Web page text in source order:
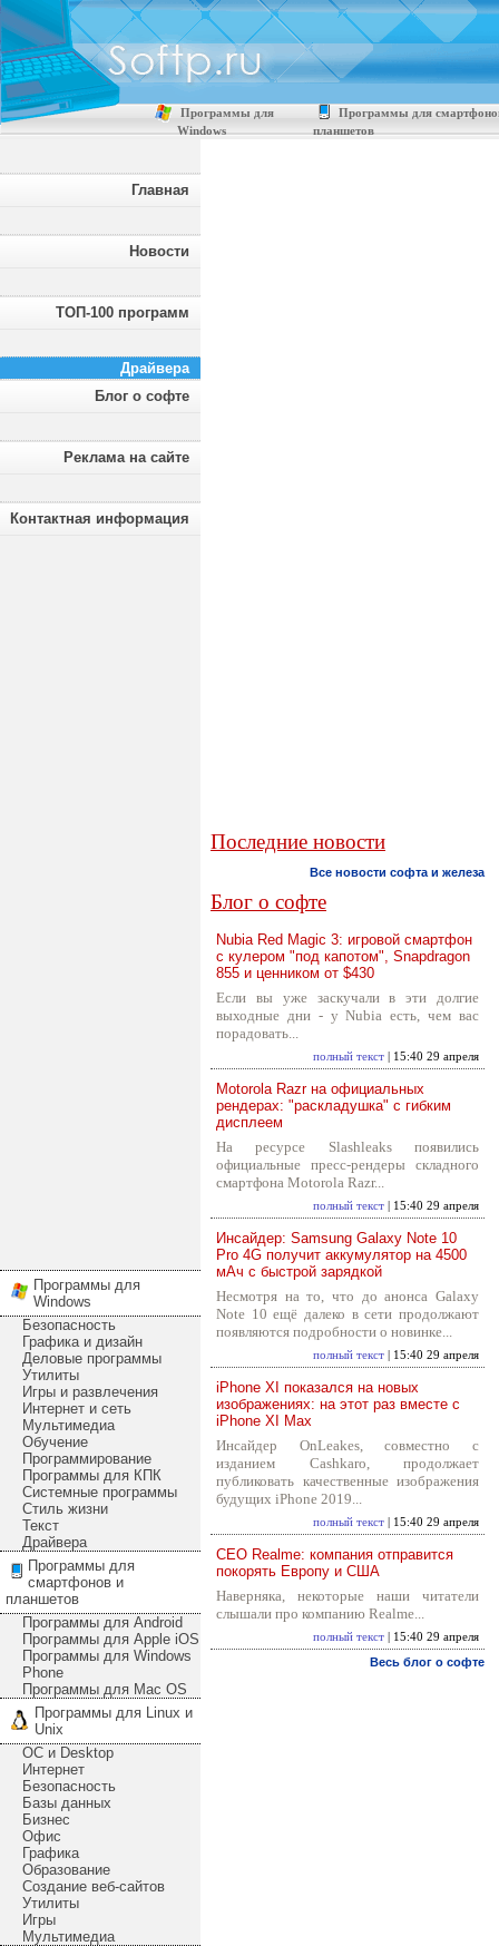
Программы для
Windows
Программы для
планшетов
Главная
Новости
ТОП-100 программ
Драйвера
Блог о софте
Реклама на сайте
Контактная информация
Программы для
Windows
Безопасность
Графика и дизайн
Деловые программы
Утилиты
Игры и развлечения
Интернет и сеть
Мультимедиа
Обучение
Программирование
Программы для КПК
Системные программы
Стиль жизни
Текст
Драйвера
Программы для
смартфонов и
планшетов
Программы для Android
Программы для Apple iOS
Программы для Windows
Phone
Программы для Mac OS
Программы для Linux и
Unix
ОС и Desktop
Интернет
Безопасность
Базы данных
Бизнес
Офис
Графика
Образование
Создание веб-сайтов
Утилиты
Игры
Мультимедиа
Последние новости
Все новости софта и железа
Блог о софте
Nubia Red Magic 3: игровой смартфон
с кулером "под капотом", Snapdragon
855 и ценником от $430
Если вы уже заскучали в эти долгие
выходные дни - у Nubia есть, чем вас
порадовать...
полный текст | 15:40 29 апреля
Motorola Razr на официальных
рендерах: "раскладушка" с гибким
дисплеем
На ресурсе Slashleaks появились
официальные пресс-рендеры складного
смартфона Motorola Razr...
полный текст | 15:40 29 апреля
Инсайдер: Samsung Galaxy Note 10
Pro 4G получит аккумулятор на 4500
мАч с быстрой зарядкой
Несмотря на то, что до анонса Galaxy
Note 10 ещё далеко в сети продолжают
появляются подробности о новинке...
полный текст | 15:40 29 апреля
iPhone XI показался на новых
изображениях: на этот раз вместе с
iPhone XI Max
Инсайдер OnLeakes, совместно с
изданием Cashkaro, продолжает
публиковать качественные изображения
будущих iPhone 2019...
полный текст | 15:40 29 апреля
CEO Realme: компания отправится
покорять Европу и США
Наверняка, некоторые наши читатели
слышали про компанию Realme...
полный текст | 15:40 29 апреля
Весь блог о софте